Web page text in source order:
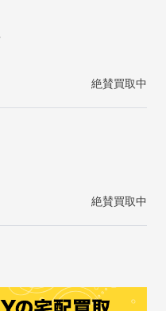
絶賛買取中
絶賛買取中